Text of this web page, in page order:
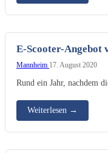
E-Scooter-Angebot
Mannheim 17. August 2020
Rund ein Jahr, nachdem
Weiterlesen →